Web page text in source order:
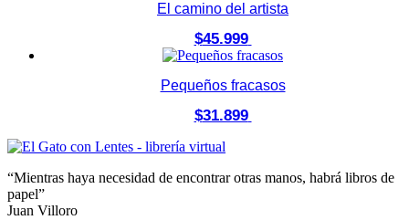
El camino del artista
$45.999
Pequeños fracasos
$31.899
“Mientras haya necesidad de encontrar otras manos, habrá libros de
papel”
Juan Villoro